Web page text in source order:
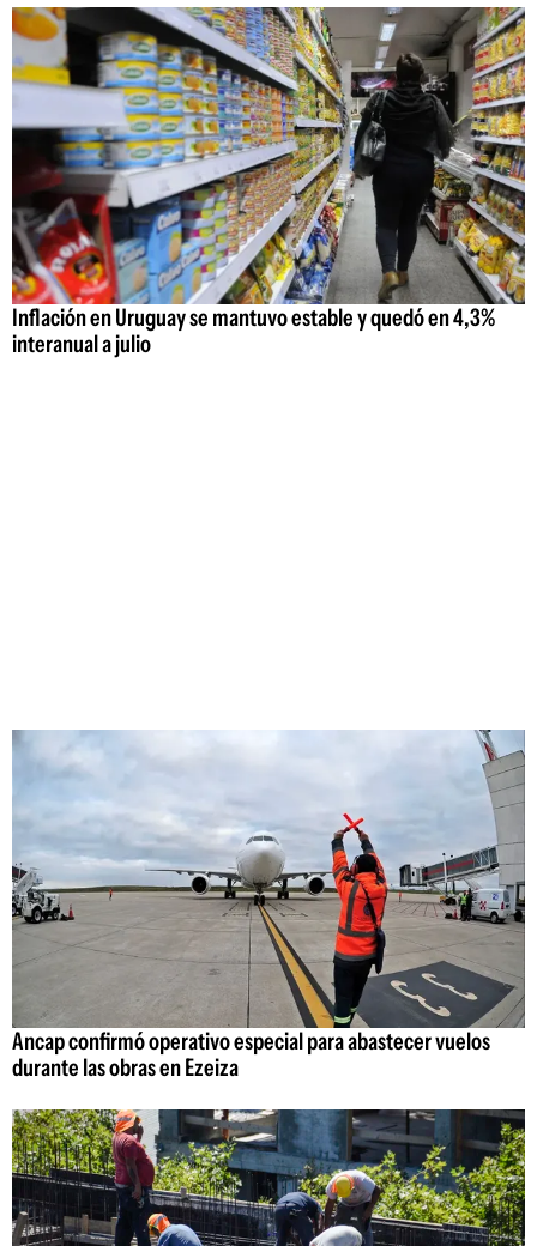
Inflación en Uruguay se mantuvo estable y quedó en 4,3%
interanual a julio
Ancap confirmó operativo especial para abastecer vuelos
durante las obras en Ezeiza